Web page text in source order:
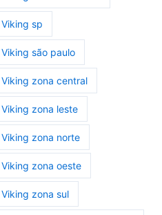
sp
são paulo
zona central
zona leste
zona norte
zona oeste
zona sul